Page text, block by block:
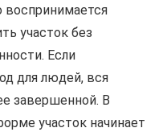
воспринимается
участок без
Если
для людей, вся
завершенной. В
участок начинает